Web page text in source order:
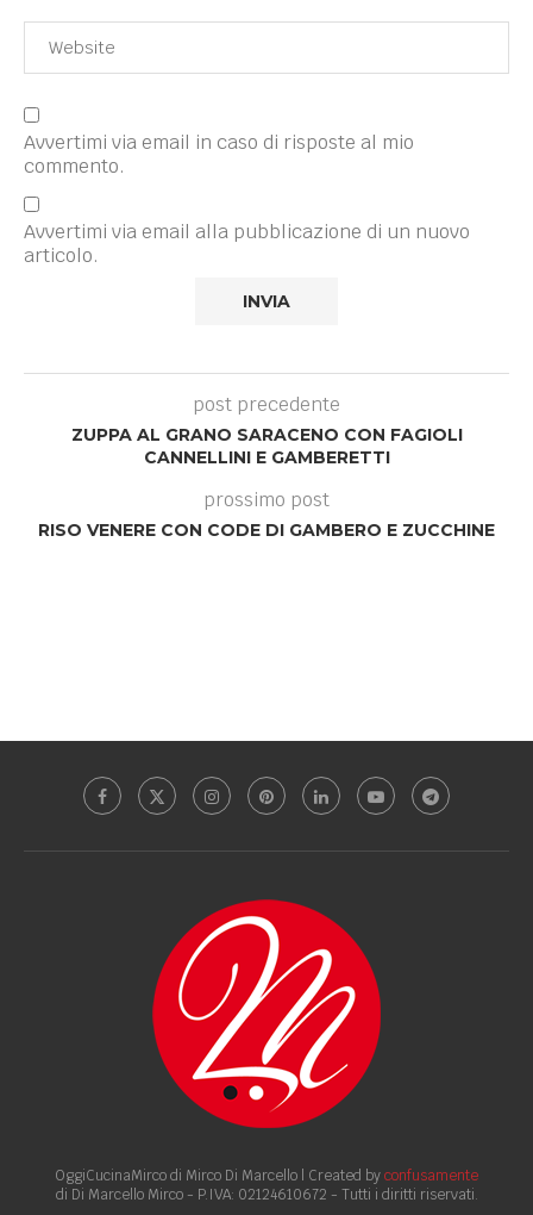
Avvertimi via email in caso di risposte al mio
commento.
Avvertimi via email alla pubblicazione di un nuovo
articolo.
post precedente
ZUPPA AL GRANO SARACENO CON FAGIOLI
CANNELLINI E GAMBERETTI
prossimo post
RISO VENERE CON CODE DI GAMBERO E ZUCCHINE
OggiCucinaMirco di Mirco Di Marcello | Created byconfusamente
di Di Marcello Mirco - P.IVA: 02124610672 - Tutti i diritti riservati.